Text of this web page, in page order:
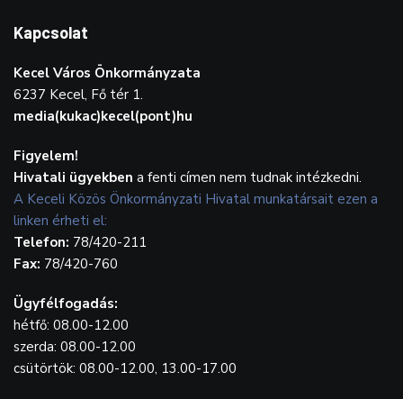
Kapcsolat
Kecel Város Önkormányzata
6237 Kecel, Fő tér 1.
media(kukac)kecel(pont)hu
Figyelem!
Hivatali ügyekben a fenti címen nem tudnak intézkedni.
A Keceli Közös Önkormányzati Hivatal munkatársait ezen a
linken érheti el:
Telefon: 78/420-211
Fax: 78/420-760
Ügyfélfogadás:
hétfő: 08.00-12.00
szerda: 08.00-12.00
csütörtök: 08.00-12.00, 13.00-17.00